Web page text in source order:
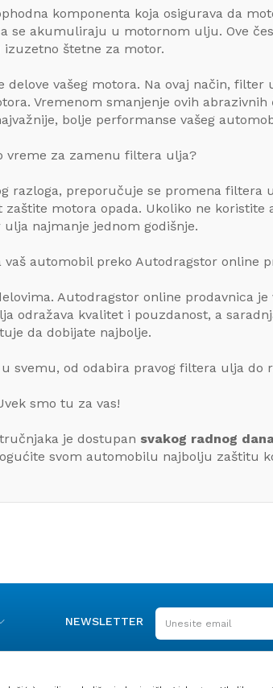
komponenta koja osigurava da
se akumuliraju u motornom ulju. Ove
izuzetno štetne za motor.
vašeg motora. Na ovaj način, filter
Vremenom smanjenje ovih
bolje performanse vašeg
vreme za zamenu filtera ulja?
razloga, preporučuje se promena filtera
motora opada. Ukoliko ne koristite
najmanje jednom godišnje.
automobil preko Autodragstor online
Autodragstor online prodavnica je
odražava kvalitet i pouzdanost, a
da dobijate najbolje.
svemu, od odabira pravog filtera ulja do
smo tu za vas!
je dostupan svakog radnog
svom automobilu najbolju zaštitu
NEWSLETTER